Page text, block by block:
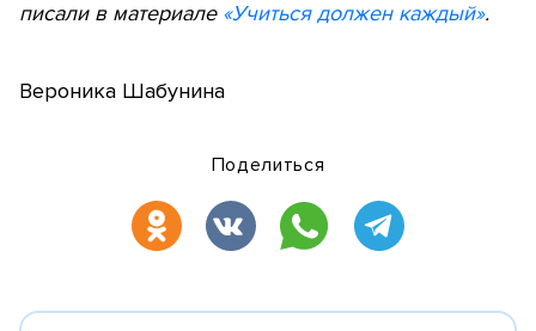
писали в материале «Учиться должен каждый».
Вероника Шабунина
Поделиться